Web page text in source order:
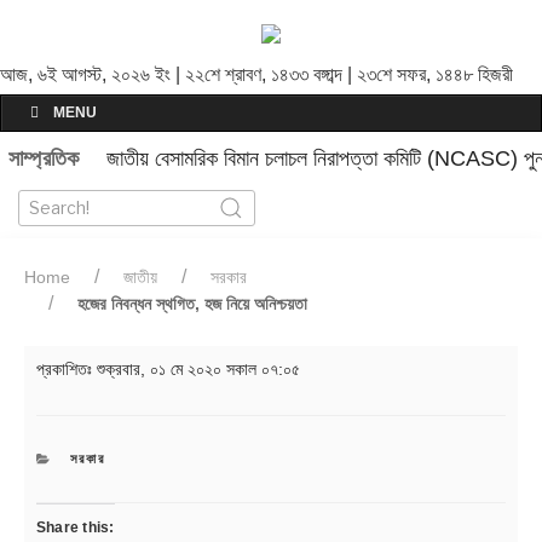
আজ, ৬ই আগস্ট, ২০২৬ ইং | ২২শে শ্রাবণ, ১৪৩৩ বঙ্গাব্দ | ২৩শে সফর, ১৪৪৮ হিজরী
MENU
সাম্প্রতিক জাতীয় বেসামরিক বিমান চলাচল নিরাপত্তা কমিটি (NCASC)
Home জাতীয়
সরকার
হজের নিবন্ধন স্থগিত, হজ নিয়ে অনিশ্চয়তা
প্রকাশিতঃ শুক্রবার, ০১ মে ২০২০ সকাল ০৭:০৫
CATEGORIES
সরকার
Share this: